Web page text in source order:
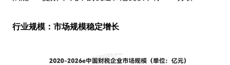
行业规模：市场规模稳定增长